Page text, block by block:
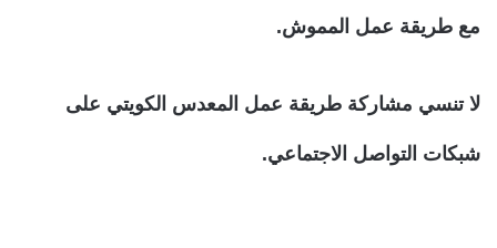
مع طريقة عمل المموش.
لا تنسي مشاركة طريقة عمل المعدس الكويتي على
شبكات التواصل الاجتماعي.